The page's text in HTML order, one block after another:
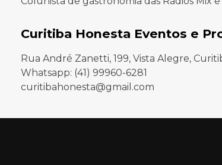
Curitiba Honesta Eventos e
Rua André Zanetti, 199, Vista Alegre,
Whatsapp: (41) 99960-6281
curitibahonesta@gmail.com